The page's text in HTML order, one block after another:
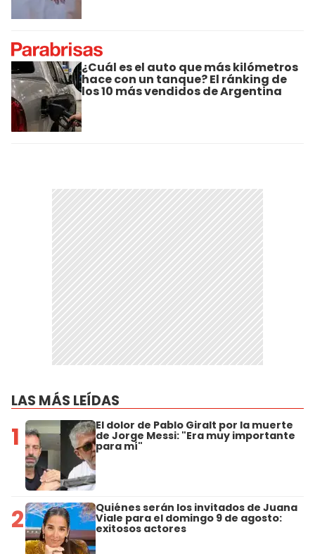
¿Cuál es el auto que más kilómetros
hace con un tanque? El ránking de
los 10 más vendidos de Argentina
LAS MÁS LEÍDAS
1 El dolor de Pablo Giralt por la muerte
de Jorge Messi: "Era muy importante
para mí"
2 Quiénes serán los invitados de Juana
Viale para el domingo 9 de agosto:
exitosos actores